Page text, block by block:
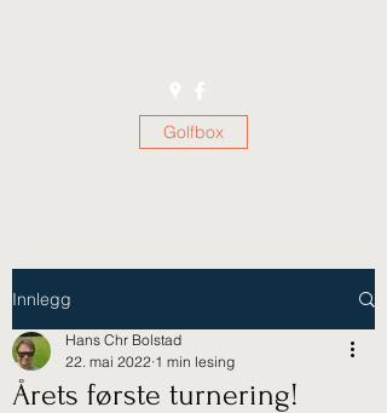
Golfbox
Innlegg
Årets første turnering!
Hans Chr Bolstad
22. mai 2022 1 min lesing